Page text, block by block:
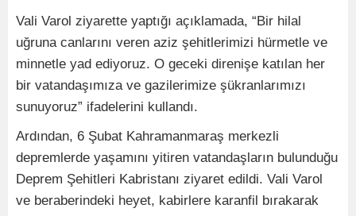
Vali Varol ziyarette yaptığı açıklamada, “Bir hilal
uğruna canlarını veren aziz şehitlerimizi hürmetle ve
minnetle yad ediyoruz. O geceki direnişe katılan her
bir vatandaşımıza ve gazilerimize şükranlarımızı
sunuyoruz” ifadelerini kullandı.
Ardından, 6 Şubat Kahramanmaraş merkezli
depremlerde yaşamını yitiren vatandaşların bulunduğu
Deprem Şehitleri Kabristanı ziyaret edildi. Vali Varol
ve beraberindeki heyet, kabirlere karanfil bırakarak